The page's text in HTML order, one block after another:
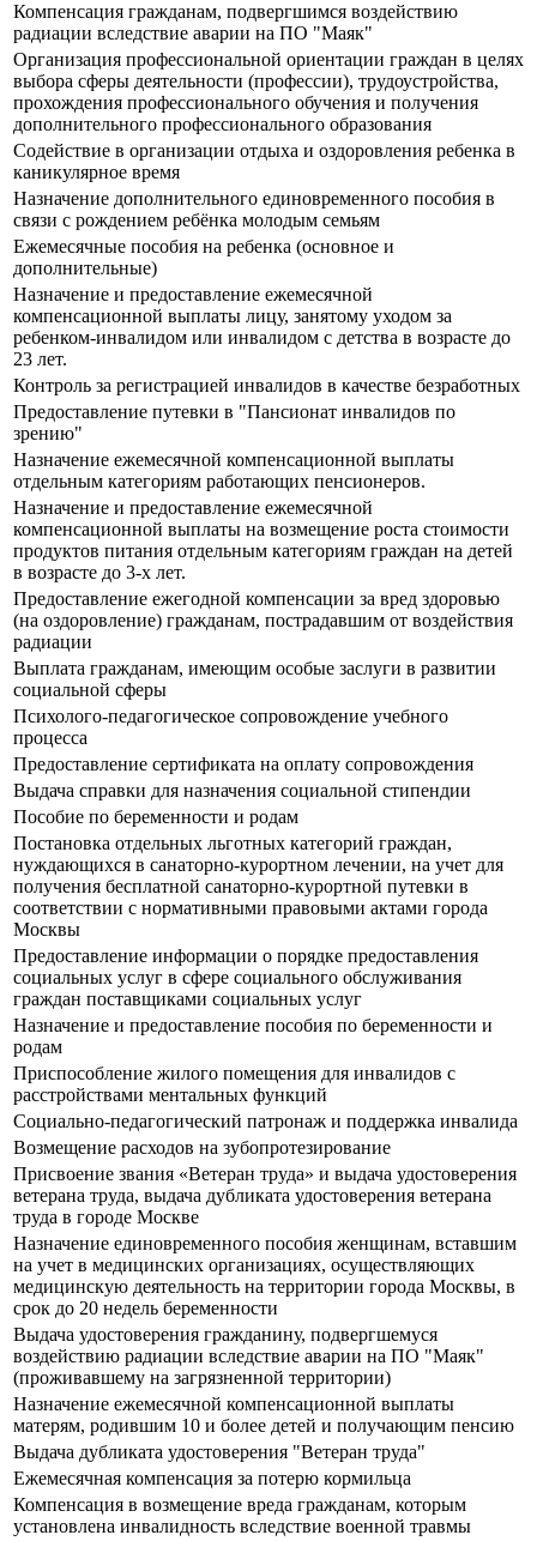
Компенсация гражданам, подвергшимся воздействию
радиации вследствие аварии на ПО "Маяк"
Организация профессиональной ориентации граждан в целях
выбора сферы деятельности (профессии), трудоустройства,
прохождения профессионального обучения и получения
дополнительного профессионального образования
Содействие в организации отдыха и оздоровления ребенка в
каникулярное время
Назначение дополнительного единовременного пособия в
связи с рождением ребёнка молодым семьям
Ежемесячные пособия на ребенка (основное и
дополнительные)
Назначение и предоставление ежемесячной
компенсационной выплаты лицу, занятому уходом за
ребенком-инвалидом или инвалидом с детства в возрасте до
23 лет.
Контроль за регистрацией инвалидов в качестве безработных
Предоставление путевки в "Пансионат инвалидов по
зрению"
Назначение ежемесячной компенсационной выплаты
отдельным категориям работающих пенсионеров.
Назначение и предоставление ежемесячной
компенсационной выплаты на возмещение роста стоимости
продуктов питания отдельным категориям граждан на детей
в возрасте до 3-х лет.
Предоставление ежегодной компенсации за вред здоровью
(на оздоровление) гражданам, пострадавшим от воздействия
радиации
Выплата гражданам, имеющим особые заслуги в развитии
социальной сферы
Психолого-педагогическое сопровождение учебного
процесса
Предоставление сертификата на оплату сопровождения
Выдача справки для назначения социальной стипендии
Пособие по беременности и родам
Постановка отдельных льготных категорий граждан,
нуждающихся в санаторно-курортном лечении, на учет для
получения бесплатной санаторно-курортной путевки в
соответствии с нормативными правовыми актами города
Москвы
Предоставление информации о порядке предоставления
социальных услуг в сфере социального обслуживания
граждан поставщиками социальных услуг
Назначение и предоставление пособия по беременности и
родам
Приспособление жилого помещения для инвалидов с
расстройствами ментальных функций
Социально-педагогический патронаж и поддержка инвалида
Возмещение расходов на зубопротезирование
Присвоение звания «Ветеран труда» и выдача удостоверения
ветерана труда, выдача дубликата удостоверения ветерана
труда в городе Москве
Назначение единовременного пособия женщинам, вставшим
на учет в медицинских организациях, осуществляющих
медицинскую деятельность на территории города Москвы, в
срок до 20 недель беременности
Выдача удостоверения гражданину, подвергшемуся
воздействию радиации вследствие аварии на ПО "Маяк"
(проживавшему на загрязненной территории)
Назначение ежемесячной компенсационной выплаты
матерям, родившим 10 и более детей и получающим пенсию
Выдача дубликата удостоверения "Ветеран труда"
Ежемесячная компенсация за потерю кормильца
Компенсация в возмещение вреда гражданам, которым
установлена инвалидность вследствие военной травмы